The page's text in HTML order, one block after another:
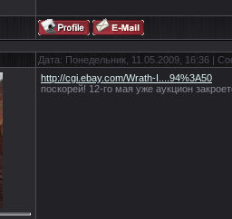
Дата: Понедельник, 11.05.2009, 16:36 |
http://cgi.ebay.com/Wrath-I....94%3A50
поскорей! 12-го мая уже аукцион